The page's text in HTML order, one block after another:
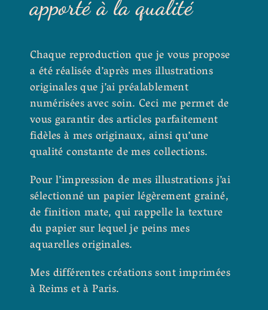
apporté à la qualité
Chaque reproduction que je vous propose
a été réalisée d’après mes illustrations
originales que j’ai préalablement
numérisées avec soin. Ceci me permet de
vous garantir des articles parfaitement
fidèles à mes originaux, ainsi qu’une
qualité constante de mes collections.
Pour l’impression de mes illustrations j’ai
sélectionné un papier légèrement grainé,
de finition mate, qui rappelle la texture
du papier sur lequel je peins mes
aquarelles originales.
Mes différentes créations sont imprimées
à Reims et à Paris.